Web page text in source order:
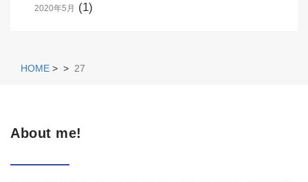
2020年5月 (1)
HOME > > 27
About me!